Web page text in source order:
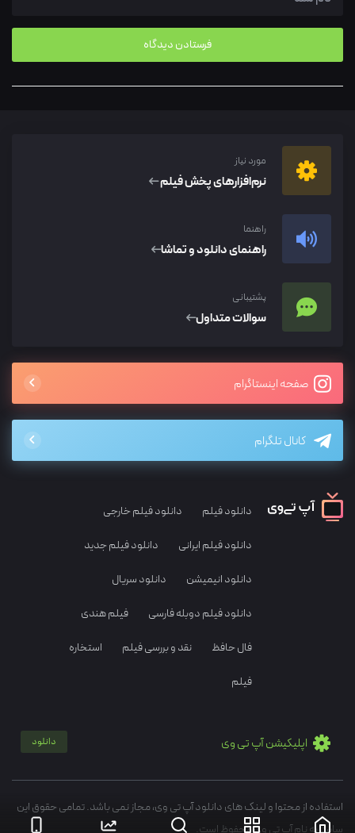
مورد نیاز
نرم‌افزار‌های پخش فیلم
راهنما
راهنمای دانلود و تماشا
پشتیبانی
سوالات متداول
صفحه اینستاگرام
کانال تلگرام
دانلود فیلم دانلود فیلم خارجی
دانلود فیلم ایرانی دانلود فیلم جدید
دانلود انیمیشن دانلود سریال
دانلود فیلم دوبله فارسی فیلم هندی
فال حافظ نقد و بررسی فیلم استخاره
فیلم
اپلیکیشن آپ تی وی دانلود
استفاده از محتوا و لینک های دانلود آپ تی وی، مجاز نمی باشد. تمامی حقوق این